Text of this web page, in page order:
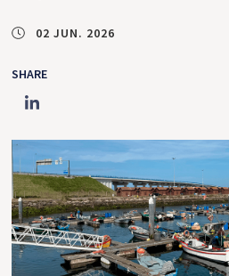
02 JUN. 2026
SHARE